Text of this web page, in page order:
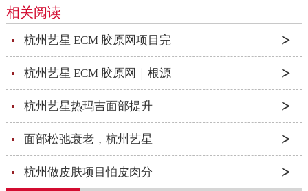
相关阅读
杭州艺星 ECM 胶原网项目完
杭州艺星 ECM 胶原网｜根源
杭州艺星热玛吉面部提升
面部松弛衰老，杭州艺星
杭州做皮肤项目怕皮肉分